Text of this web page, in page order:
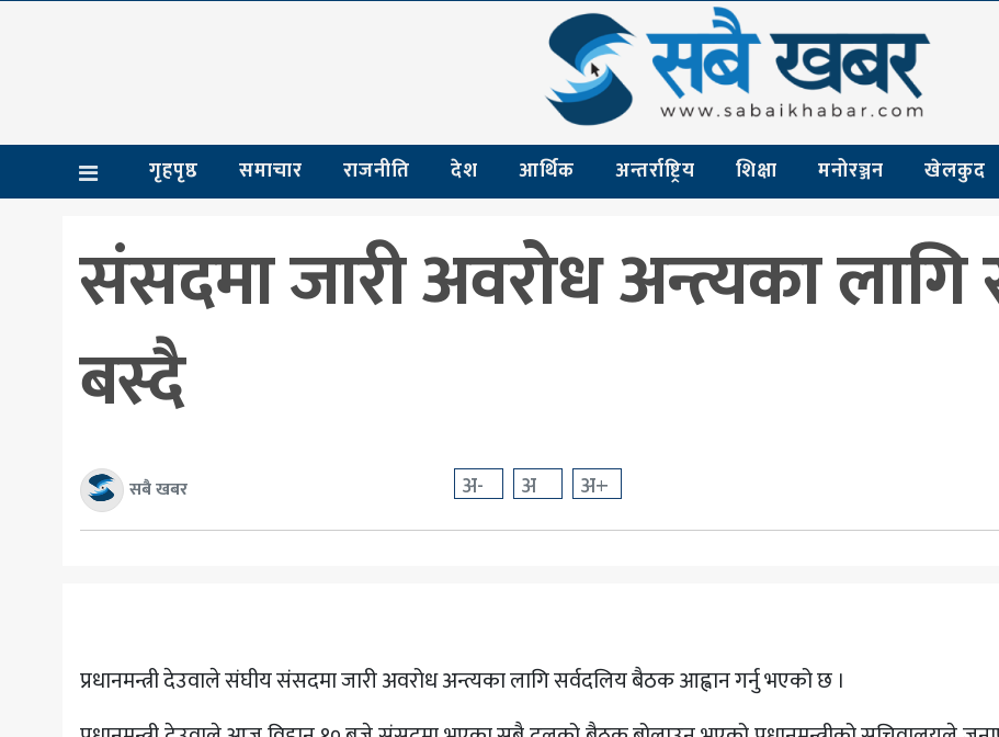
राजनीति
गृहपृष्ठ समाचार राजनीति देश आर्थिक अन्तर्राष्ट्रिय शिक्षा मनोरञ्जन खेलकुद
संसदमा जारी अवरोध अन्त्यका
बस्दै
सबै खबर अ- अ अ+
प्रधानमन्त्री देउवाले संघीय संसदमा जारी अवरोध अन्त्यका लागि सर्वदलिय बैठक आह्वान गर्नु भएको छ ।